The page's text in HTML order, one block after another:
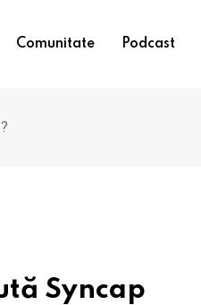
Comunitate Podcast
Syncap